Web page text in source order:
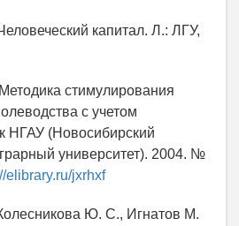
капитал. Л.: ЛГУ,
стимулирования
с учетом
НГАУ (Новосибирский
университет). 2004. №
elibrary.ru/jxrhxf
Ю. С., Игнатов М.